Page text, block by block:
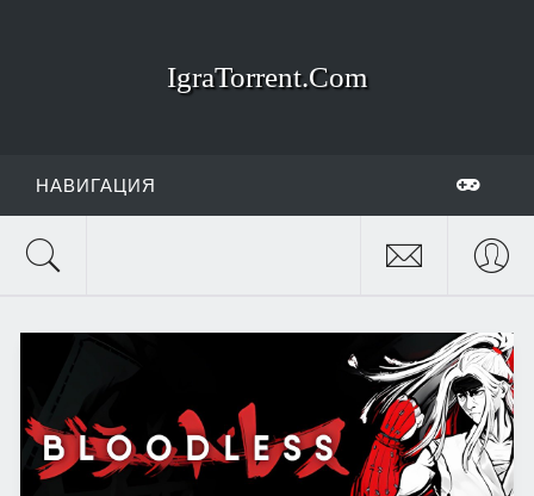
IgraTorrent.Com
НАВИГАЦИЯ